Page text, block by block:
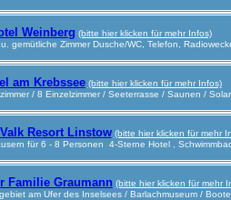
Weinberg (bitte hier klicken für mehr Infos)
gemütliche Zimmer Dusche/WC, Telefon,
am Krebssee (bitte hier klicken für mehr Infos)
/ 8 Einzelzimmer / Seeterrasse / Saunen /
Resort Linstow (bitte hier klicken für mehr
für 6 - 8 Personen 4-Sterne Hotel ,
Familie Graumann (bitte hier klicken für mehr
am Ufer des Inselsees / Barlachmuseum /